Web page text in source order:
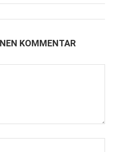
KOMMENTAR